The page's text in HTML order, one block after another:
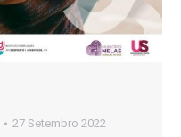
27 Setembro 2022